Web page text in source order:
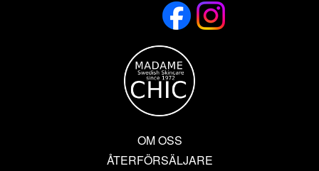
OM OSS
ÅTERFÖRSÄLJARE